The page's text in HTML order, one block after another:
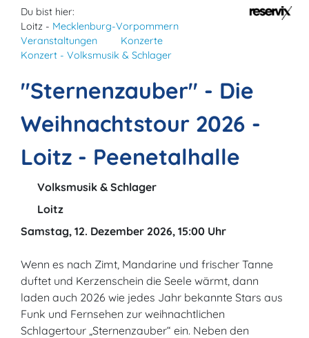
Du bist hier:
Loitz - Mecklenburg-Vorpommern
Veranstaltungen
Konzerte
Konzert - Volksmusik & Schlager
"Sternenzauber" - Die
Weihnachtstour 2026 -
Loitz - Peenetalhalle
Volksmusik & Schlager
Loitz
Samstag, 12. Dezember 2026, 15:00 Uhr
Wenn es nach Zimt, Mandarine und frischer Tanne
duftet und Kerzenschein die Seele wärmt, dann
laden auch 2026 wie jedes Jahr bekannte Stars aus
Funk und Fernsehen zur weihnachtlichen
Schlagertour „Sternenzauber“ ein. Neben den